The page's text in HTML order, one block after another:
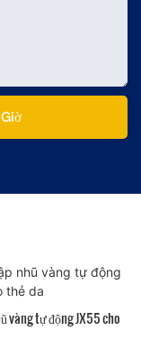
vàng tự động JX55 cho